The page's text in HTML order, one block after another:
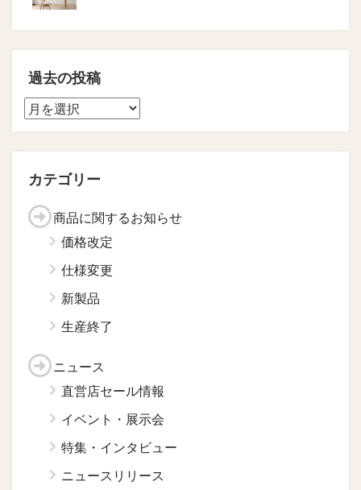
過去の投稿
カテゴリー
商品に関するお知らせ
価格改定
仕様変更
新製品
生産終了
ニュース
直営店セール情報
イベント・展示会
特集・インタビュー
ニュースリリース